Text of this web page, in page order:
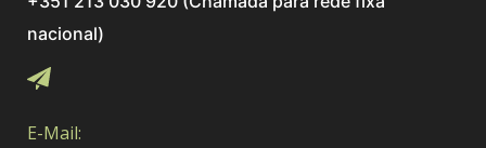
nacional)
E-Mail: